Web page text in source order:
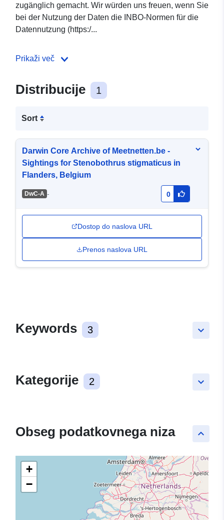
zugänglich gemacht. Wir würden uns freuen, wenn Sie
bei der Nutzung der Daten die INBO-Normen für die
Datennutzung (https:/...
Prikaži več
Distribucije 1
Sort
Darwin Core Archive of Meetnetten.be -
Sightings for Stenobothrus stigmaticus in
Flanders, Belgium
DwC-A - 0
Dostop do naslova URL
Prenos naslova URL
keyboard_arrow_down
Keywords 3
keyboard_arrow_down
Kategorije 2
keyboard_arrow_up
Obseg podatkovnega niza
+
−